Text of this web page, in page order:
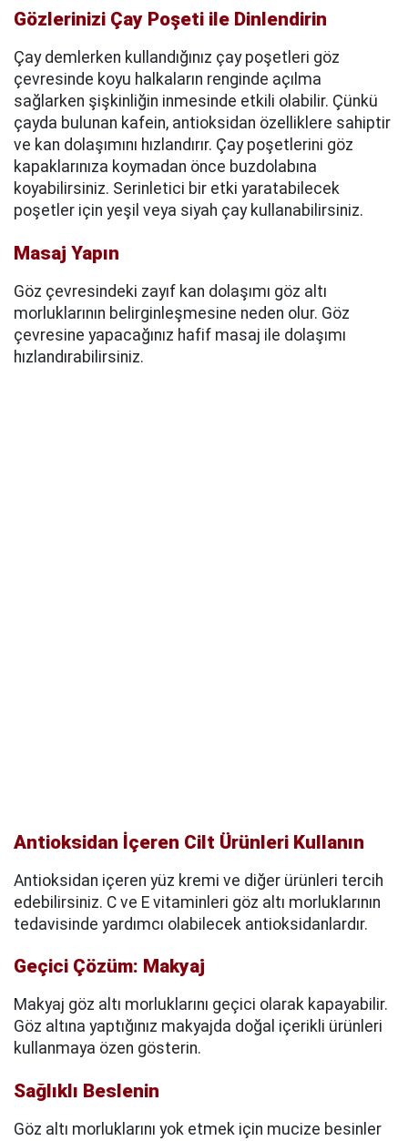
Gözlerinizi Çay Poşeti ile Dinlendirin
Çay demlerken kullandığınız çay poşetleri göz
çevresinde koyu halkaların renginde açılma
sağlarken şişkinliğin inmesinde etkili olabilir. Çünkü
çayda bulunan kafein, antioksidan özelliklere sahiptir
ve kan dolaşımını hızlandırır. Çay poşetlerini göz
kapaklarınıza koymadan önce buzdolabına
koyabilirsiniz. Serinletici bir etki yaratabilecek
poşetler için yeşil veya siyah çay kullanabilirsiniz.
Masaj Yapın
Göz çevresindeki zayıf kan dolaşımı göz altı
morluklarının belirginleşmesine neden olur. Göz
çevresine yapacağınız hafif masaj ile dolaşımı
hızlandırabilirsiniz.
Antioksidan İçeren Cilt Ürünleri Kullanın
Antioksidan içeren yüz kremi ve diğer ürünleri tercih
edebilirsiniz. C ve E vitaminleri göz altı morluklarının
tedavisinde yardımcı olabilecek antioksidanlardır.
Geçici Çözüm: Makyaj
Makyaj göz altı morluklarını geçici olarak kapayabilir.
Göz altına yaptığınız makyajda doğal içerikli ürünleri
kullanmaya özen gösterin.
Sağlıklı Beslenin
Göz altı morluklarını yok etmek için mucize besinler